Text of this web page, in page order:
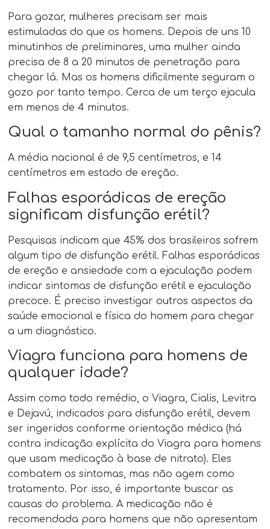
Para gozar, mulheres precisam ser mais
estimuladas do que os homens. Depois de uns 10
minutinhos de preliminares, uma mulher ainda
precisa de 8 a 20 minutos de penetração para
chegar lá. Mas os homens dificilmente seguram o
gozo por tanto tempo. Cerca de um terço ejacula
em menos de 4 minutos.
Qual o tamanho normal do pênis?
A média nacional é de 9,5 centímetros, e 14
centímetros em estado de ereção.
Falhas esporádicas de ereção
significam disfunção erétil?
Pesquisas indicam que 45% dos brasileiros sofrem
algum tipo de disfunção erétil. Falhas esporádicas
de ereção e ansiedade com a ejaculação podem
indicar sintomas de disfunção erétil e ejaculação
precoce. É preciso investigar outros aspectos da
saúde emocional e física do homem para chegar
a um diagnóstico.
Viagra funciona para homens de
qualquer idade?
Assim como todo remédio, o Viagra, Cialis, Levitra
e Dejavú, indicados para disfunção erétil, devem
ser ingeridos conforme orientação médica (há
contra indicação explícita do Viagra para homens
que usam medicação à base de nitrato). Eles
combatem os sintomas, mas não agem como
tratamento. Por isso, é importante buscar as
causas do problema. A medicação não é
recomendada para homens que não apresentam